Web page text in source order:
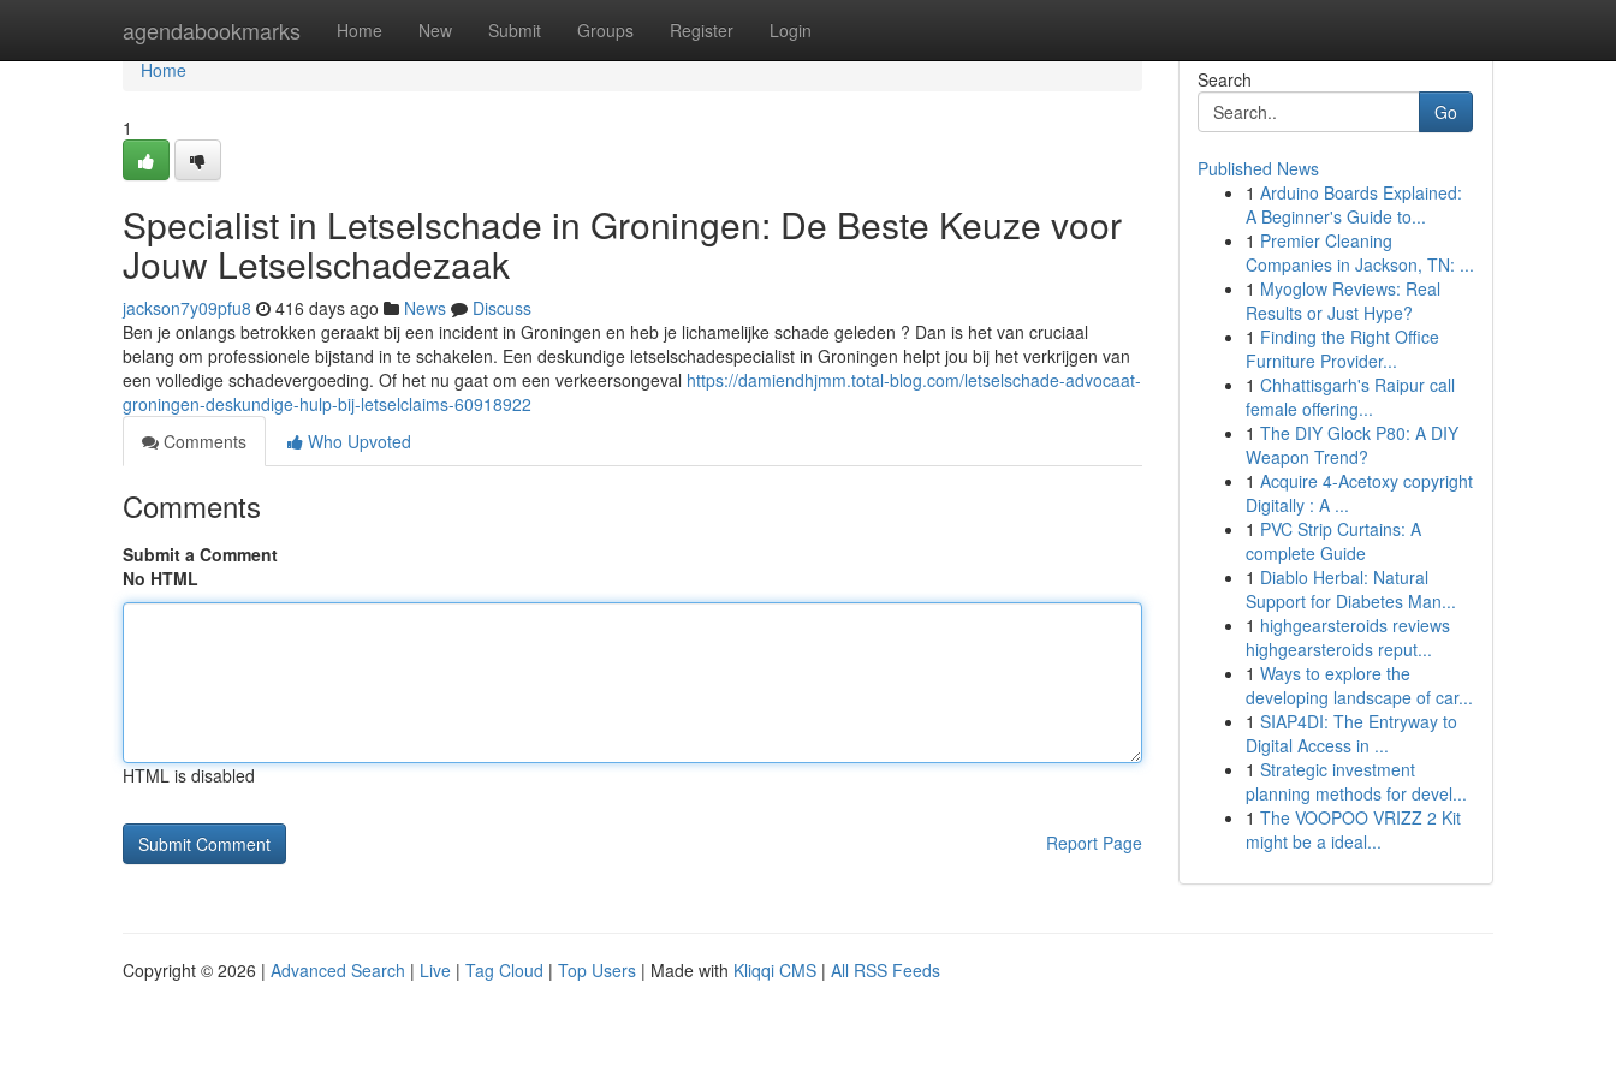
agendabookmarks Home New Submit Groups Register Login
Home
Home
1
Specialist in Letselschade in Groningen: De Beste Keuze voor
Jouw Letselschadezaak
jackson7y09pfu8 416 days ago News
Discuss
Ben je onlangs betrokken geraakt bij een incident in Groningen en heb je lichamelijke schade geleden ? Dan is het van cruciaal
belang om professionele bijstand in te schakelen. Een deskundige letselschadespecialist in Groningen helpt jou bij het verkrijgen van
een volledige schadevergoeding. Of het nu gaat om een verkeersongeval https://damiendhjmm.total-blog.com/letselschade-advocaat-
groningen-deskundige-hulp-bij-letselclaims-60918922
Comments
Who Upvoted
Comments
Submit a Comment
No HTML
HTML is disabled
Report Page
Search
Go
Published News
1 Arduino Boards Explained:
A Beginner's Guide to...
1 Premier Cleaning
Companies in Jackson, TN: ...
1 Myoglow Reviews: Real
Results or Just Hype?
1 Finding the Right Office
Furniture Provider...
1 Chhattisgarh's Raipur call
female offering...
1 The DIY Glock P80: A DIY
Weapon Trend?
1 Acquire 4-Acetoxy copyright
Digitally : A ...
1 PVC Strip Curtains: A
complete Guide
1 Diablo Herbal: Natural
Support for Diabetes Man...
1 highgearsteroids reviews
highgearsteroids reput...
1 Ways to explore the
developing landscape of car...
1 SIAP4DI: The Entryway to
Digital Access in ...
1 Strategic investment
planning methods for devel...
1 The VOOPOO VRIZZ 2 Kit
might be a ideal...
Copyright © 2026 | Advanced Search | Live | Tag Cloud | Top Users | Made with Kliqqi CMS | All RSS Feeds